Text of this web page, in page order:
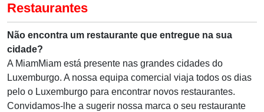
Restaurantes
Não encontra um restaurante que entregue na sua
cidade?
A MiamMiam está presente nas grandes cidades do
Luxemburgo. A nossa equipa comercial viaja todos os dias
pelo o Luxemburgo para encontrar novos restaurantes.
Convidamos-lhe a sugerir nossa marca o seu restaurante